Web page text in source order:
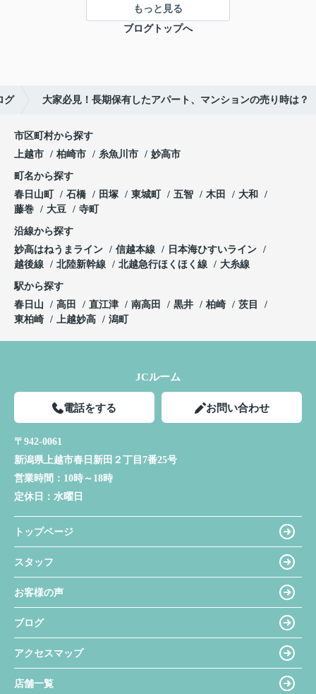
もっと見る
ブログトップへ
グ 大家必見！長期保有したアパート、マンションの売り時は？
市区町村から探す
上越市
柏崎市 糸魚川市 妙高市
町名から探す
春日山町
石橋 田塚 東城町 五智 木田
大和
藤巻
大豆 寺町
沿線から探す
妙高はねうまライン
信越本線
日本海ひすいライン
越後線
北陸新幹線 北越急行ほくほく線 大糸線
駅から探す
春日山
高田 直江津 南高田 黒井 柏崎
茨目
東柏崎
上越妙高 潟町
JCルーム
電話をする お問い合わせ
〒942-0061
新潟県上越市春日新田２丁目7番25号
営業時間： 10時～18時
定休日： 水曜日
トップページ
スタッフ
お客様の声
ブログ
アクセスマップ
店舗一覧